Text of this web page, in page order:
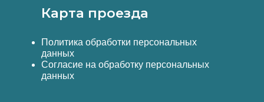
Карта проезда
Политика обработки персональных
данных
Согласие на обработку персональных
данных